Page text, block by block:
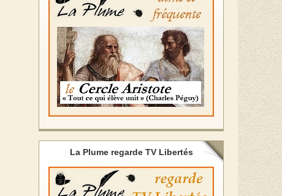
La Plume regarde TV Libertés